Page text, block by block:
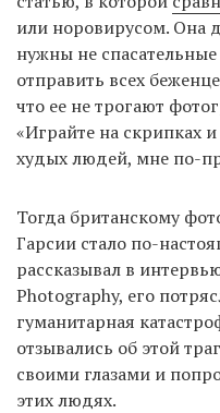
или норовирусом. Она
нужны не
отправить всех
что ее не трогают
«Играйте на скрипках
худых людей, мне по-
Тогда британскому
Гарсии стало по-
рассказывал в
Photography, его
гуманитарная
отзывались об этой
своими глазами и
этих людях.